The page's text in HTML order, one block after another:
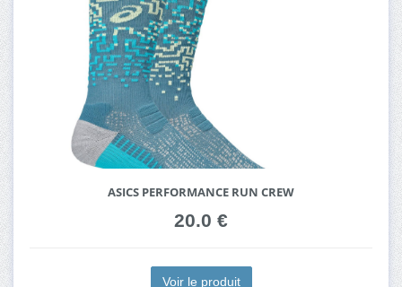
ASICS PERFORMANCE RUN CREW
20.0 €
Voir le produit